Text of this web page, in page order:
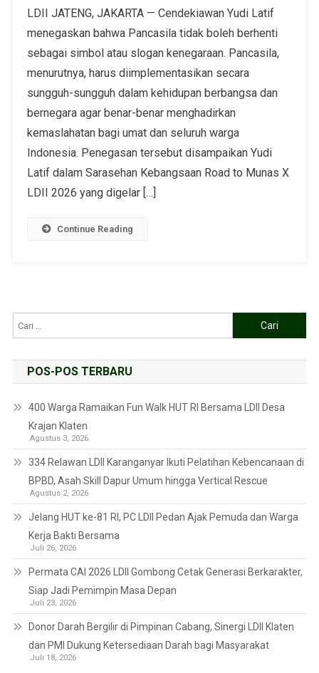
LDII JATENG, JAKARTA — Cendekiawan Yudi Latif
menegaskan bahwa Pancasila tidak boleh berhenti
sebagai simbol atau slogan kenegaraan. Pancasila,
menurutnya, harus diimplementasikan secara
sungguh-sungguh dalam kehidupan berbangsa dan
bernegara agar benar-benar menghadirkan
kemaslahatan bagi umat dan seluruh warga
Indonesia. Penegasan tersebut disampaikan Yudi
Latif dalam Sarasehan Kebangsaan Road to Munas X
LDII 2026 yang digelar […]
Continue Reading
POS-POS TERBARU
400 Warga Ramaikan Fun Walk HUT RI Bersama LDII Desa
Krajan Klaten
Agustus 3, 2026
334 Relawan LDII Karanganyar Ikuti Pelatihan Kebencanaan di
BPBD, Asah Skill Dapur Umum hingga Vertical Rescue
Agustus 2, 2026
Jelang HUT ke-81 RI, PC LDII Pedan Ajak Pemuda dan Warga
Kerja Bakti Bersama
Juli 26, 2026
Permata CAI 2026 LDII Gombong Cetak Generasi Berkarakter,
Siap Jadi Pemimpin Masa Depan
Juli 23, 2026
Donor Darah Bergilir di Pimpinan Cabang, Sinergi LDII Klaten
dan PMI Dukung Ketersediaan Darah bagi Masyarakat
Juli 18, 2026